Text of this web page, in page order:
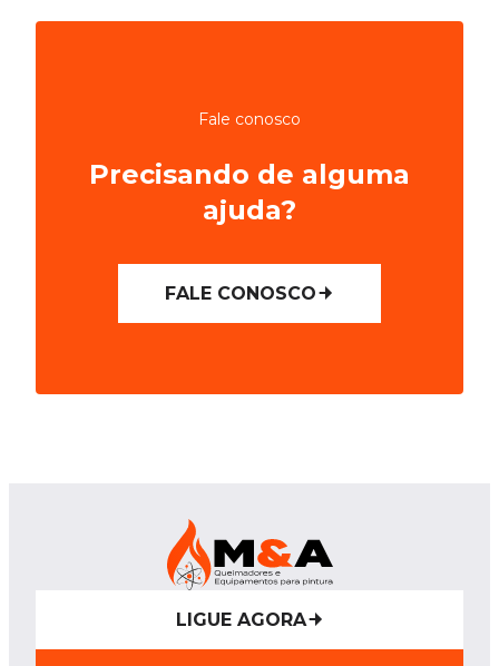
Fale conosco
Precisando de alguma
ajuda?
FALE CONOSCO
LIGUE AGORA